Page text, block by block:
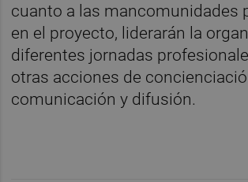
cuanto a las mancomunidades
en el proyecto, liderarán la
diferentes jornadas
otras acciones de
comunicación y difusión.